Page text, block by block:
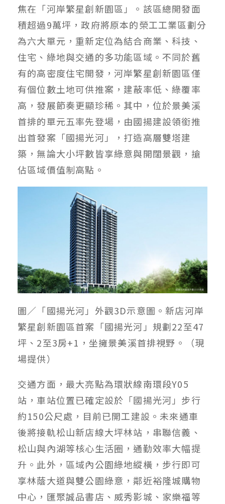
焦在「河岸繁星創新園區」。該區總開發面
積超過9萬坪，政府將原本的榮工工業區劃分
為六大單元，重新定位為結合商業、科技、
住宅、綠地與交通的多功能區域。不同於舊
有的高密度住宅開發，河岸繁星創新園區僅
有個位數土地可供推案，建蔽率低、綠覆率
高，發展節奏更顯珍稀。其中，位於景美溪
首排的單元五率先登場，由國揚建設領銜推
出首發案「國揚光河」，打造高層雙塔建
築，無論大小坪數皆享綠意與開闊景觀，搶
佔區域價值制高點。
圖／「國揚光河」外觀3D示意圖。新店河岸
繁星創新園區首案「國揚光河」規劃22至47
坪、2至3房+1，坐擁景美溪首排視野。（現
場提供）
交通方面，最大亮點為環狀線南環段Y05
站，車站位置已確定設於「國揚光河」步行
約150公尺處，目前已開工建設。未來通車
後將接軌松山新店線大坪林站，串聯信義、
松山與內湖等核心生活圈，通勤效率大幅提
升。此外，區域內公園綠地縱橫，步行即可
享林蔭大道與雙公園綠意，鄰近裕隆城購物
中心，匯聚誠品書店、威秀影城、家樂福等